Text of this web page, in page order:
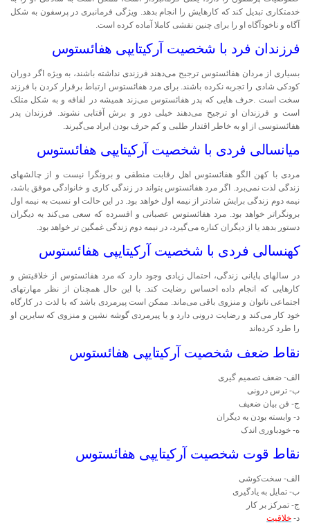
خدمتکاری تبدیل کند که کارهایش را انجام بدهد. ویژگی فرمانبری در پرسفون به شکل
آگاه و ناخودآگاه او را برای چنین نقشی کاملا آماده کرده است.
فرزندان فرد با شخصیت آرکیتایپی هفائستوس
بسیاری از مردان هفائستوس ترجیح می‌دهند فرزندی نداشته باشند، به ویژه اگر دوران
کودکی شادی را تجربه نکرده باشند. برای مرد هفائستوس ارتباط برقرار کردن با فرزند
سخت است .حرف هایی که پدر هفائستوس می‌زند همیشه در لفافه و به شکل متلک
است و فرزندان او ترجیح می‌دهند خیلی دور و برش آفتابی نشوند. فرزندان پدر
هفائستوسی از او به خاطر اقتدار طلبی و کم حرف بودن ایراد می‌گیرند.
میانسالی فردی با شخصیت آرکیتایپی هفائستوس
مردی با کهن الگو هفائستوس اهل رقابت منطقی و برونگرا نیست و از چالشهای
زندگی لذت نمی‌برد. اگر مرد هفائستوس بتواند در زندگی کاری و خانوادگی موفق باشد،
نیمه دوم زندگی برایش شادتر از نیمه اول خواهد بود. در این حالت او نسبت به نیمه اول
برونگراتر خواهد بود. مرد هفائستوس عصبانی و افسرده که سعی می‌کند به دیگران
دستور بدهد یا از دیگران کناره می‌گیرد، در نیمه دوم زندگی غمگین تر خواهد بود.
کهنسالی فردی با شخصیت آرکیتایپی هفائستوس
در سالهای پایانی زندگی، احتمال زیادی وجود دارد که مرد هفائستوس از خلاقیتش و
کارهایی که انجام داده احساس رضایت کند. با این حال همچنان از نظر مهارتهای
اجتماعی ناتوان و منزوی باقی می‌ماند. ممکن است پیرمردی باشد که با لذت در کارگاه
خود کار می‌کند و رضایت درونی دارد و یا پیرمردی گوشه نشین و منزوی که سایرین او
را طرد کرده‌اند
نقاط ضعف شخصیت آرکیتایپی هفائستوس
الف- ضعف تصمیم گیری
ب- ترس درونی
ج- فن بیان ضعیف
د- وابسته بودن به دیگران
ه- خودباوری اندک
نقاط قوت شخصیت آرکیتایپی هفائستوس
الف- سخت‌کوشی
ب- تمایل به یادگیری
ج- تمرکز بر کار
د- خلاقیت